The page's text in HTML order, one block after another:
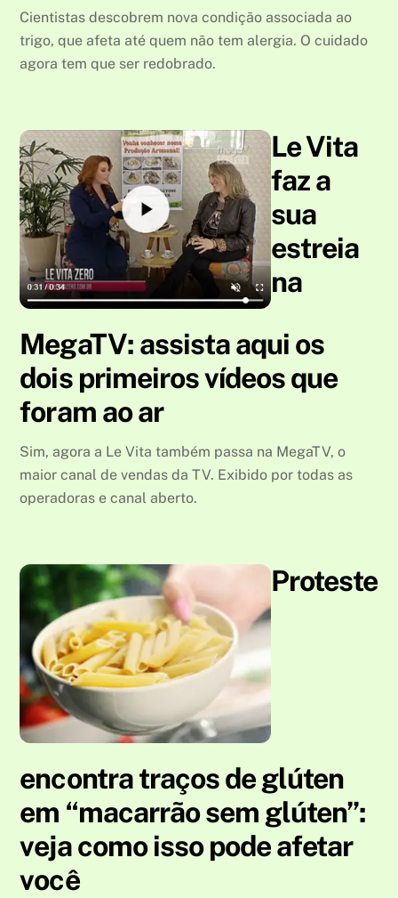
Cientistas descobrem nova condição associada ao
trigo, que afeta até quem não tem alergia. O cuidado
agora tem que ser redobrado.
Le Vita
faz a
sua
estreia
na
MegaTV: assista aqui os
dois primeiros vídeos que
foram ao ar
Sim, agora a Le Vita também passa na MegaTV, o
maior canal de vendas da TV. Exibido por todas as
operadoras e canal aberto.
Proteste
encontra traços de glúten
em “macarrão sem glúten”:
veja como isso pode afetar
você